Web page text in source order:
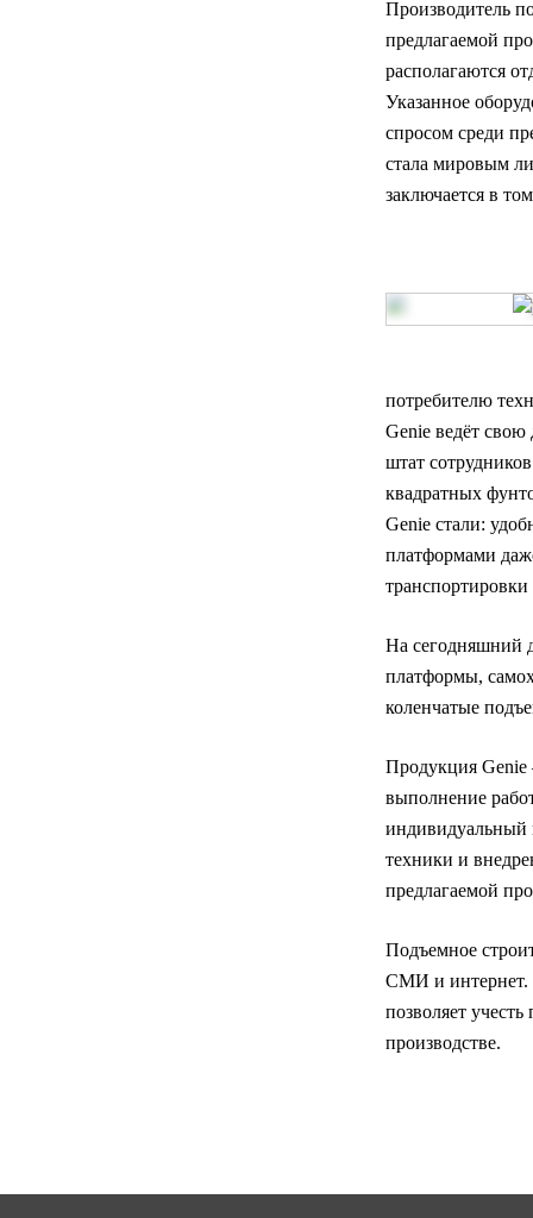
Производитель
предлагаемой
располагаются
Указанное
спросом среди
стала мировым
заключается в
потребителю
Genie ведёт
штат
квадратных
Genie стали:
платформами
На сегодняшний
платформы,
коленчатые
Продукция Genie
выполнение
индивидуальный
техники и
предлагаемой
Подъемное
СМИ и интернет.
позволяет
производстве.